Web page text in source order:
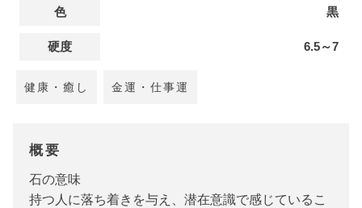
色 黒
硬度 6.5～7
健康・癒し 金運・仕事運
概要
石の意味
持つ人に落ち着きを与え、潜在意識で感じているこ